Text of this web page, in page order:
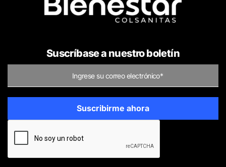
Suscríbase a nuestro boletín